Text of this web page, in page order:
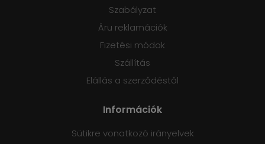
Szabályzat
Áru reklamációk
Fizetési módok
Szállítás
Elállás a szerződéstől
Információk
Sütikre vonatkozó irányelvek